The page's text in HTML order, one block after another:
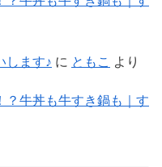
します♪ に ともこ より
？牛丼も牛すき鍋も｜す